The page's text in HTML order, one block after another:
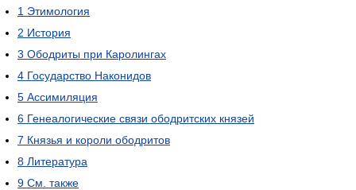
1 Этимология
2 История
3 Ободриты при Каролингах
4 Государство Наконидов
5 Ассимиляция
6 Генеалогические связи ободритских князей
7 Князья и короли ободритов
8 Литература
9 См. также